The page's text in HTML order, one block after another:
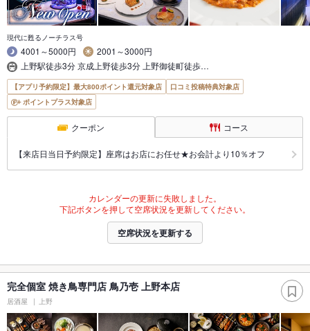
現代に甦るノーチラス号
4001～5000円
2001～3000円
上野駅徒歩3分 京成上野徒歩3分 上野御徒町徒歩…
【アプリ予約限定】最大800ポイント還元対象店
口コミ投稿特典対象店
ポイントプラス対象店
クーポン コース
【来店日当日予約限定】座席はお店にお任せ★お会計より10％オフ
カレンダーの更新に失敗しました。
下記ボタンを押して空席状況を更新してください。
空席状況を更新する
完全個室 焼き鳥専門店 鳥乃壱 上野本店
居酒屋 上野